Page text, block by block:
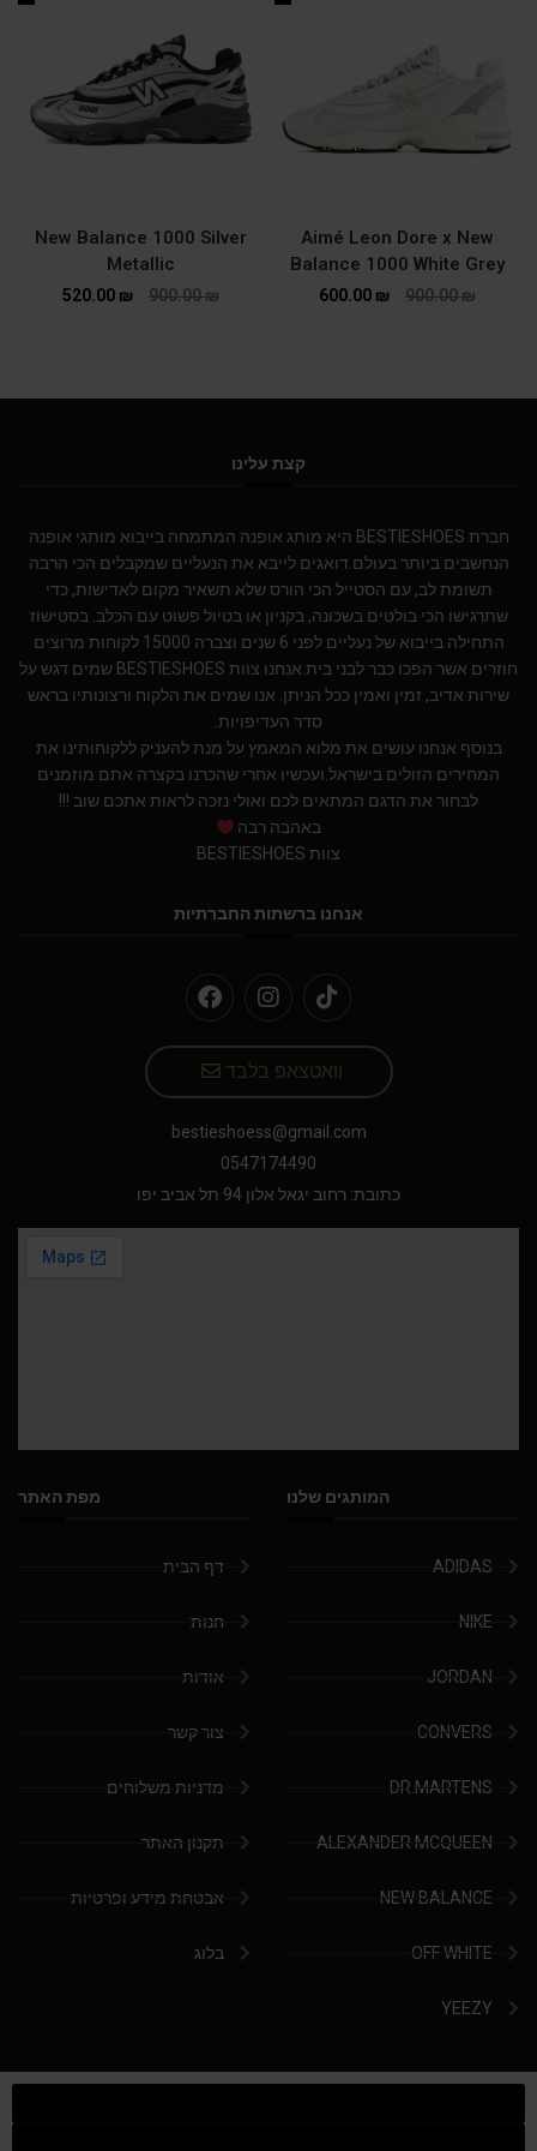
Aimé Leon Dore x New
Balance 1000 White Grey
900.00₪
600.00 ₪
New Balance 1000 Silver
Metallic
900.00₪
520.00 ₪
קצת עלינו
חברת BESTIESHOES היא מותג אופנה המתמחה בייבוא מותגי אופנה
הנחשבים ביותר בעולם.דואגים לייבא את הנעליים שמקבלים הכי הרבה
תשומת לב, עם הסטייל הכי הורס שלא תשאיר מקום לאדישות, כדי
שתרגישו הכי בולטים בשכונה, בקניון או בטיול פשוט עם הכלב. בסטישוז
התחילה בייבוא של נעליים לפני 6 שנים וצברה 15000 לקוחות מרוצים
חוזרים אשר הפכו כבר לבני בית.אנחנו צוות BESTIESHOES שמים דגש על
שירות אדיב, זמין ואמין ככל הניתן. אנו שמים את הלקוח ורצונותיו בראש
סדר העדיפויות.
בנוסף אנחנו עושים את מלוא המאמץ על מנת להעניק ללקוחותינו את
המחירים הזולים בישראל.ועכשיו אחרי שהכרנו בקצרה אתם מוזמנים
לבחור את הדגם המתאים לכם ואולי נזכה לראות אתכם שוב !!!
באהבה רבה
צוות BESTIESHOES
אנחנו ברשתות החברתיות
וואטצאפ בלבד
bestieshoess@gmail.com
0547174490
כתובת: רחוב יגאל אלון 94 תל אביב יפו
המותגים שלנו
ADIDAS
NIKE
JORDAN
CONVERS
DR.MARTENS
ALEXANDER MCQUEEN
NEW BALANCE
OFF WHITE
YEEZY
מפת האתר
דף הבית
חנות
אודות
צור קשר
מדניות משלוחים
תקנון האתר
אבטחת מידע ופרטיות
בלוג